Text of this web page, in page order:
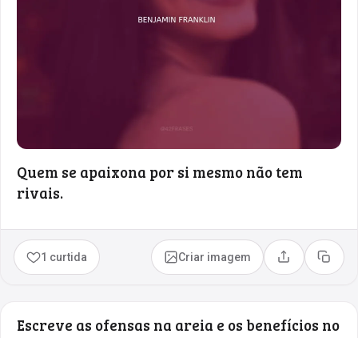
Quem se apaixona por si mesmo não tem
rivais.
1 curtida Criar imagem Compartilhar
Copiar
Escreve as ofensas na areia e os benefícios no